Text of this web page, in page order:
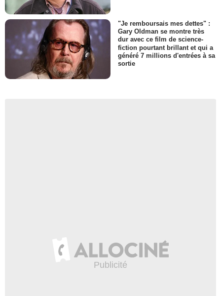
"Je remboursais mes dettes" :
Gary Oldman se montre très
dur avec ce film de science-
fiction pourtant brillant et qui a
généré 7 millions d'entrées à sa
sortie